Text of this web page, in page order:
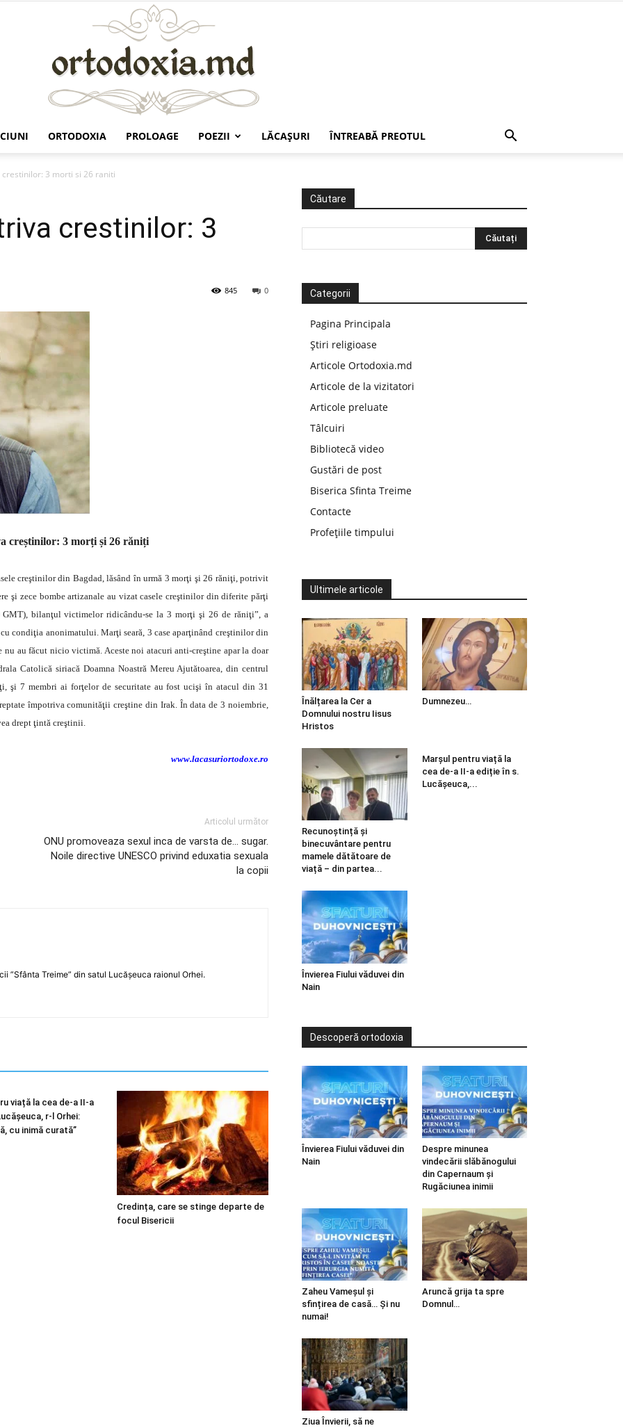
ORTODOXIA PROLOAGE POEZII LĂCAŞURI ÎNTREABĂ PREOTUL
3 morti si 26 raniti
crestinilor: 3
0
845
creștinilor: 3 morți și 26 răniți
creştinilor din Bagdad, lăsând în urmă 3 morţi şi 26 răniţi, potrivit
şi zece bombe artizanale au vizat casele creştinilor din diferite părţi
bilanţul victimelor ridicându-se la 3 morţi şi 26 de răniţi”, a
condiţia anonimatului. Marţi seară, 3 case aparţinând creştinilor din
nu au făcut nicio victimă. Aceste noi atacuri anti-creştine apar la doar
Catolică siriacă Doamna Noastră Mereu Ajutătoarea, din centrul
şi 7 membri ai forţelor de securitate au fost ucişi în atacul din 31
împotriva comunităţii creştine din Irak. În data de 3 noiembrie,
drept ţintă creştinii.
www.lacasuriortodoxe.ro
Articolul următor
ONU promoveaza sexul inca de varsta de… sugar.
Noile directive UNESCO privind eduxatia sexuala
la copii
”Sfânta Treime” din satul Lucășeuca raionul Orhei.
viață la cea de-a II-a
r-l Orhei:
cu inimă curată”
Credința, care se stinge departe de
focul Bisericii
Căutare
Categorii
Pagina Principala
Știri religioase
Articole Ortodoxia.md
Articole de la vizitatori
Articole preluate
Tâlcuiri
Bibliotecă video
Gustări de post
Biserica Sfinta Treime
Contacte
Profețiile timpului
Ultimele articole
Înălțarea la Cer a
Domnului nostru Iisus
Hristos
Dumnezeu…
Recunoștință și
binecuvântare pentru
mamele dătătoare de
viață – din partea...
Marșul pentru viață la
cea de-a II-a ediție în s.
Lucășeuca,...
Învierea Fiului văduvei din
Nain
Descoperă ortodoxia
Învierea Fiului văduvei din
Nain
Despre minunea
vindecării slăbănogului
din Capernaum și
Rugăciunea inimii
Zaheu Vameșul și
sfințirea de casă… Și nu
numai!
Aruncă grija ta spre
Domnul…
Ziua Învierii, să ne